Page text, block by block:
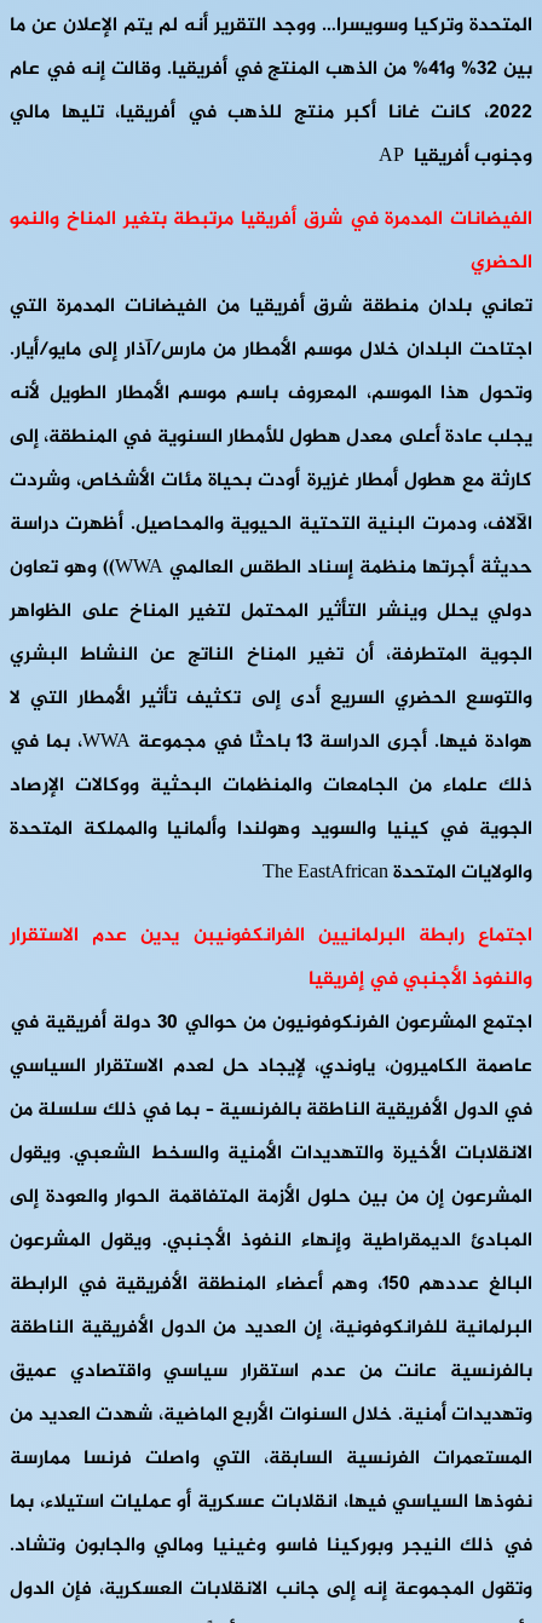
المتحدة وتركيا وسويسرا… ووجد التقرير أنه لم يتم الإعلان عن ما
بين 32% و41% من الذهب المنتج في أفريقيا. وقالت إنه في عام
2022، كانت غانا أكبر منتج للذهب في أفريقيا، تليها مالي
وجنوب أفريقيا AP
الفيضانات المدمرة في شرق أفريقيا مرتبطة بتغير المناخ والنمو
الحضري
تعاني بلدان منطقة شرق أفريقيا من الفيضانات المدمرة التي
اجتاحت البلدان خلال موسم الأمطار من مارس/آذار إلى مايو/أيار.
وتحول هذا الموسم، المعروف باسم موسم الأمطار الطويل لأنه
يجلب عادة أعلى معدل هطول للأمطار السنوية في المنطقة، إلى
كارثة مع هطول أمطار غزيرة أودت بحياة مئات الأشخاص، وشردت
الآلاف، ودمرت البنية التحتية الحيوية والمحاصيل. أظهرت دراسة
حديثة أجرتها منظمة إسناد الطقس العالمي WWA)) وهو تعاون
دولي يحلل وينشر التأثير المحتمل لتغير المناخ على الظواهر
الجوية المتطرفة، أن تغير المناخ الناتج عن النشاط البشري
والتوسع الحضري السريع أدى إلى تكثيف تأثير الأمطار التي لا
هوادة فيها. أجرى الدراسة 13 باحثًا في مجموعة WWA، بما في
ذلك علماء من الجامعات والمنظمات البحثية ووكالات الإرصاد
الجوية في كينيا والسويد وهولندا وألمانيا والمملكة المتحدة
والولايات المتحدة The EastAfrican
اجتماع رابطة البرلمانيين الفرانكفونيبن يدين عدم الاستقرار
والنفوذ الأجنبي في إفريقيا
اجتمع المشرعون الفرنكوفونيون من حوالي 30 دولة أفريقية في
عاصمة الكاميرون، ياوندي، لإيجاد حل لعدم الاستقرار السياسي
في الدول الأفريقية الناطقة بالفرنسية – بما في ذلك سلسلة من
الانقلابات الأخيرة والتهديدات الأمنية والسخط الشعبي. ويقول
المشرعون إن من بين حلول الأزمة المتفاقمة الحوار والعودة إلى
المبادئ الديمقراطية وإنهاء النفوذ الأجنبي. ويقول المشرعون
البالغ عددهم 150، وهم أعضاء المنطقة الأفريقية في الرابطة
البرلمانية للفرانكوفونية، إن العديد من الدول الأفريقية الناطقة
بالفرنسية عانت من عدم استقرار سياسي واقتصادي عميق
وتهديدات أمنية. خلال السنوات الأربع الماضية، شهدت العديد من
المستعمرات الفرنسية السابقة، التي واصلت فرنسا ممارسة
نفوذها السياسي فيها، انقلابات عسكرية أو عمليات استيلاء، بما
في ذلك النيجر وبوركينا فاسو وغينيا ومالي والجابون وتشاد.
وتقول المجموعة إنه إلى جانب الانقلابات العسكرية، فإن الدول